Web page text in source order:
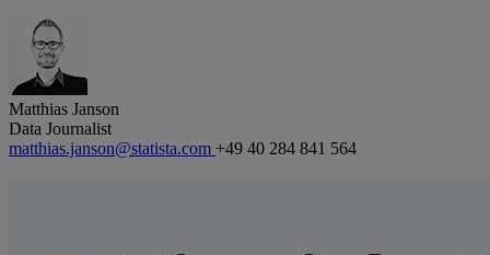
Matthias Janson
Data Journalist
matthias.janson@statista.com +49 40 284 841 564